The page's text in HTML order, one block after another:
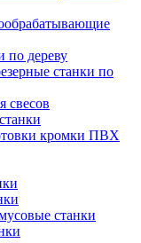
по дереву
станки по
свесов
кромки ПВХ
станки